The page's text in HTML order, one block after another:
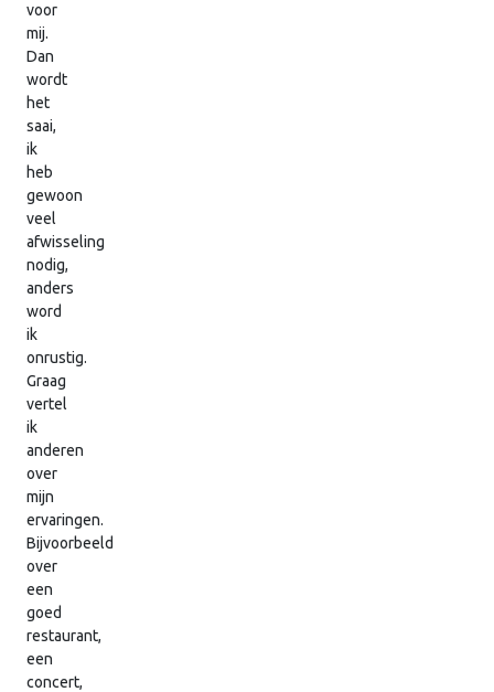
voor
mij.
Dan
wordt
het
saai,
ik
heb
gewoon
veel
afwisseling
nodig,
anders
word
ik
onrustig.
Graag
vertel
ik
anderen
over
mijn
ervaringen.
Bijvoorbeeld
over
een
goed
restaurant,
een
concert,